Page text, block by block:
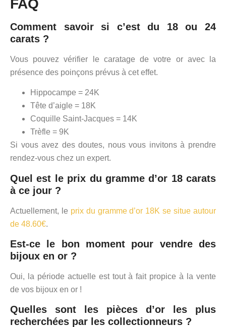
FAQ
Comment savoir si c’est du 18 ou 24
carats ?
Vous pouvez vérifier le caratage de votre or avec la
présence des poinçons prévus à cet effet.
Hippocampe = 24K
Tête d’aigle = 18K
Coquille Saint-Jacques = 14K
Trèfle = 9K
Si vous avez des doutes, nous vous invitons à prendre
rendez-vous chez un expert.
Quel est le prix du gramme d’or 18 carats
à ce jour ?
Actuellement, le prix du gramme d’or 18K se situe autour
de 48.60€.
Est-ce le bon moment pour vendre des
bijoux en or ?
Oui, la période actuelle est tout à fait propice à la vente
de vos bijoux en or !
Quelles sont les pièces d’or les plus
recherchées par les collectionneurs ?